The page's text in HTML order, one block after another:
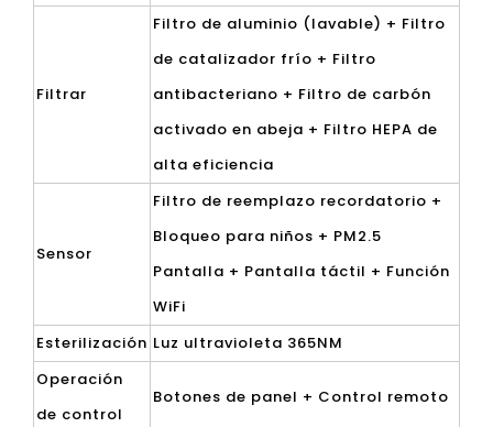
Filtrar
Filtro de aluminio (lavable) + Filtro
de catalizador frío + Filtro
antibacteriano + Filtro de carbón
activado en abeja + Filtro HEPA de
alta eficiencia
Sensor
Filtro de reemplazo recordatorio +
Bloqueo para niños + PM2.5
Pantalla + Pantalla táctil + Función
WiFi
Esterilización Luz ultravioleta 365NM
Operación
de control
Botones de panel + Control remoto